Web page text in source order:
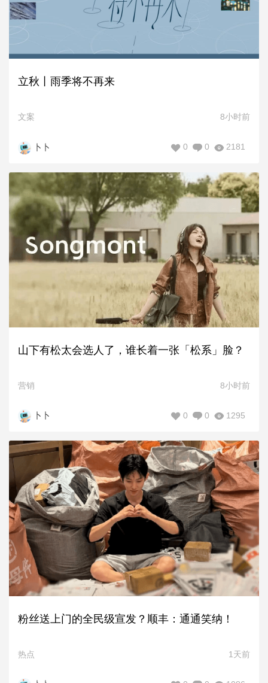
立秋丨雨季将不再来
文案 8小时前
卜卜 2181
0
0
山下有松太会选人了，谁长着一张「松系」脸？
营销 8小时前
卜卜 1295
0
0
粉丝送上门的全民级宣发？顺丰：通通笑纳！
热点 1天前